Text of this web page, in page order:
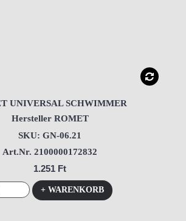
UNIVERSAL SCHWIMMER
Hersteller ROMET
SKU: GN-06.21
Art.Nr. 2100000172832
1.251 Ft
+ WARENKORB